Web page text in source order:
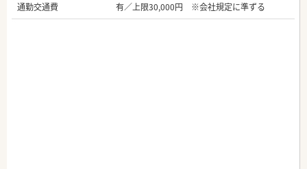
通勤交通費
有／上限30,000円 ※会社規定に準ずる